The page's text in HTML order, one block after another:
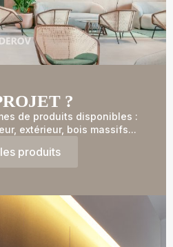
?
de produits disponibles :
extérieur, bois massifs...
produits